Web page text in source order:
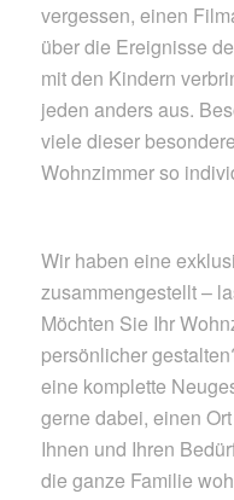
vergessen, einen
über die Ereignisse
mit den Kindern
jeden anders aus.
viele dieser
Wohnzimmer so
Wir haben eine
zusammengestellt –
Möchten Sie Ihr
persönlicher
eine komplette
gerne dabei, einen
Ihnen und Ihren
die ganze Familie